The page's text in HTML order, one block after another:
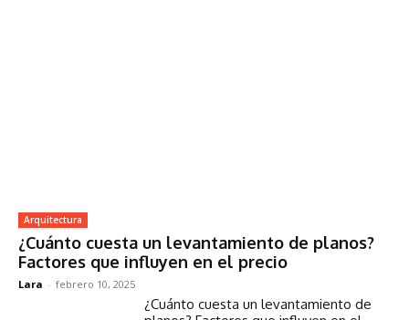
Arquitectura
¿Cuánto cuesta un levantamiento de planos?
Factores que influyen en el precio
Lara - febrero 10, 2025
¿Cuánto cuesta un levantamiento de